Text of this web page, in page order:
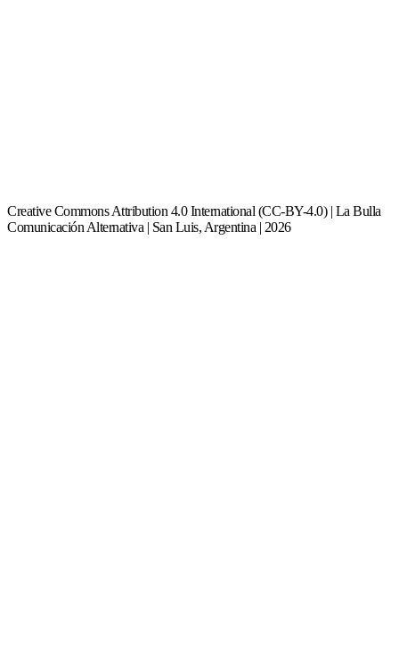
Creative Commons Attribution 4.0 International (CC-BY-4.0) | La Bulla
Comunicación Alternativa | San Luis, Argentina | 2026